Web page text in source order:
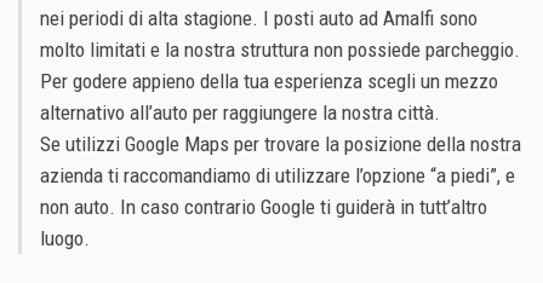
nei periodi di alta stagione. I posti auto ad Amalfi sono
molto limitati e la nostra struttura non possiede parcheggio.
Per godere appieno della tua esperienza scegli un mezzo
alternativo all’auto per raggiungere la nostra città.
Se utilizzi Google Maps per trovare la posizione della nostra
azienda ti raccomandiamo di utilizzare l’opzione “a piedi”, e
non auto. In caso contrario Google ti guiderà in tutt’altro
luogo.